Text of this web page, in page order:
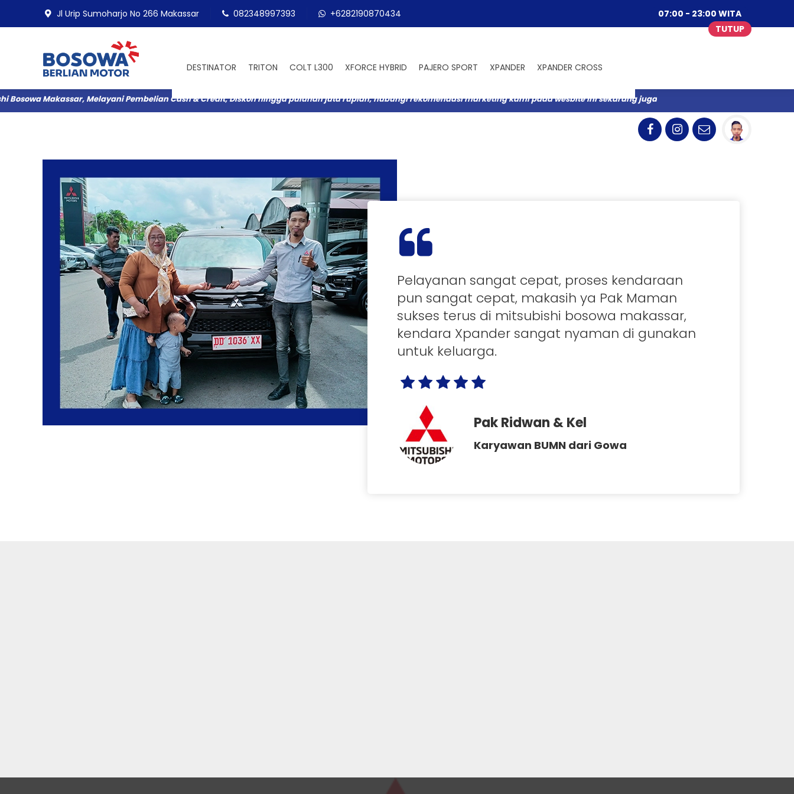
Jl Urip Sumoharjo No 266 Makassar 082348997393 +6282190870434
07:00 - 23:00 WITA
TUTUP
DESTINATOR TRITON COLT L300 XFORCE HYBRID PAJERO SPORT XPANDER XPANDER CROSS
Makassar, Melayani Pembelian Cash & Credit, Diskon hingga puluhan juta rupiah, hubungi rekomendasi marketing kami pada wesbite ini sekarang juga
Pelayanan sangat cepat, proses kendaraan
pun sangat cepat, makasih ya Pak Maman
sukses terus di mitsubishi bosowa makassar,
kendara Xpander sangat nyaman di gunakan
untuk keluarga.
Pak Ridwan & Kel
Karyawan BUMN dari Gowa